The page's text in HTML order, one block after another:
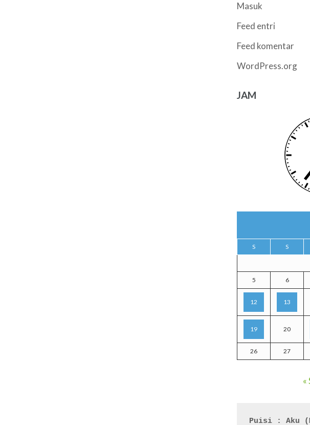
Masuk
Feed entri
Feed komentar
WordPress.org
JAM
S S
5 6
12 13
19 20
26 27
«
Puisi : Aku